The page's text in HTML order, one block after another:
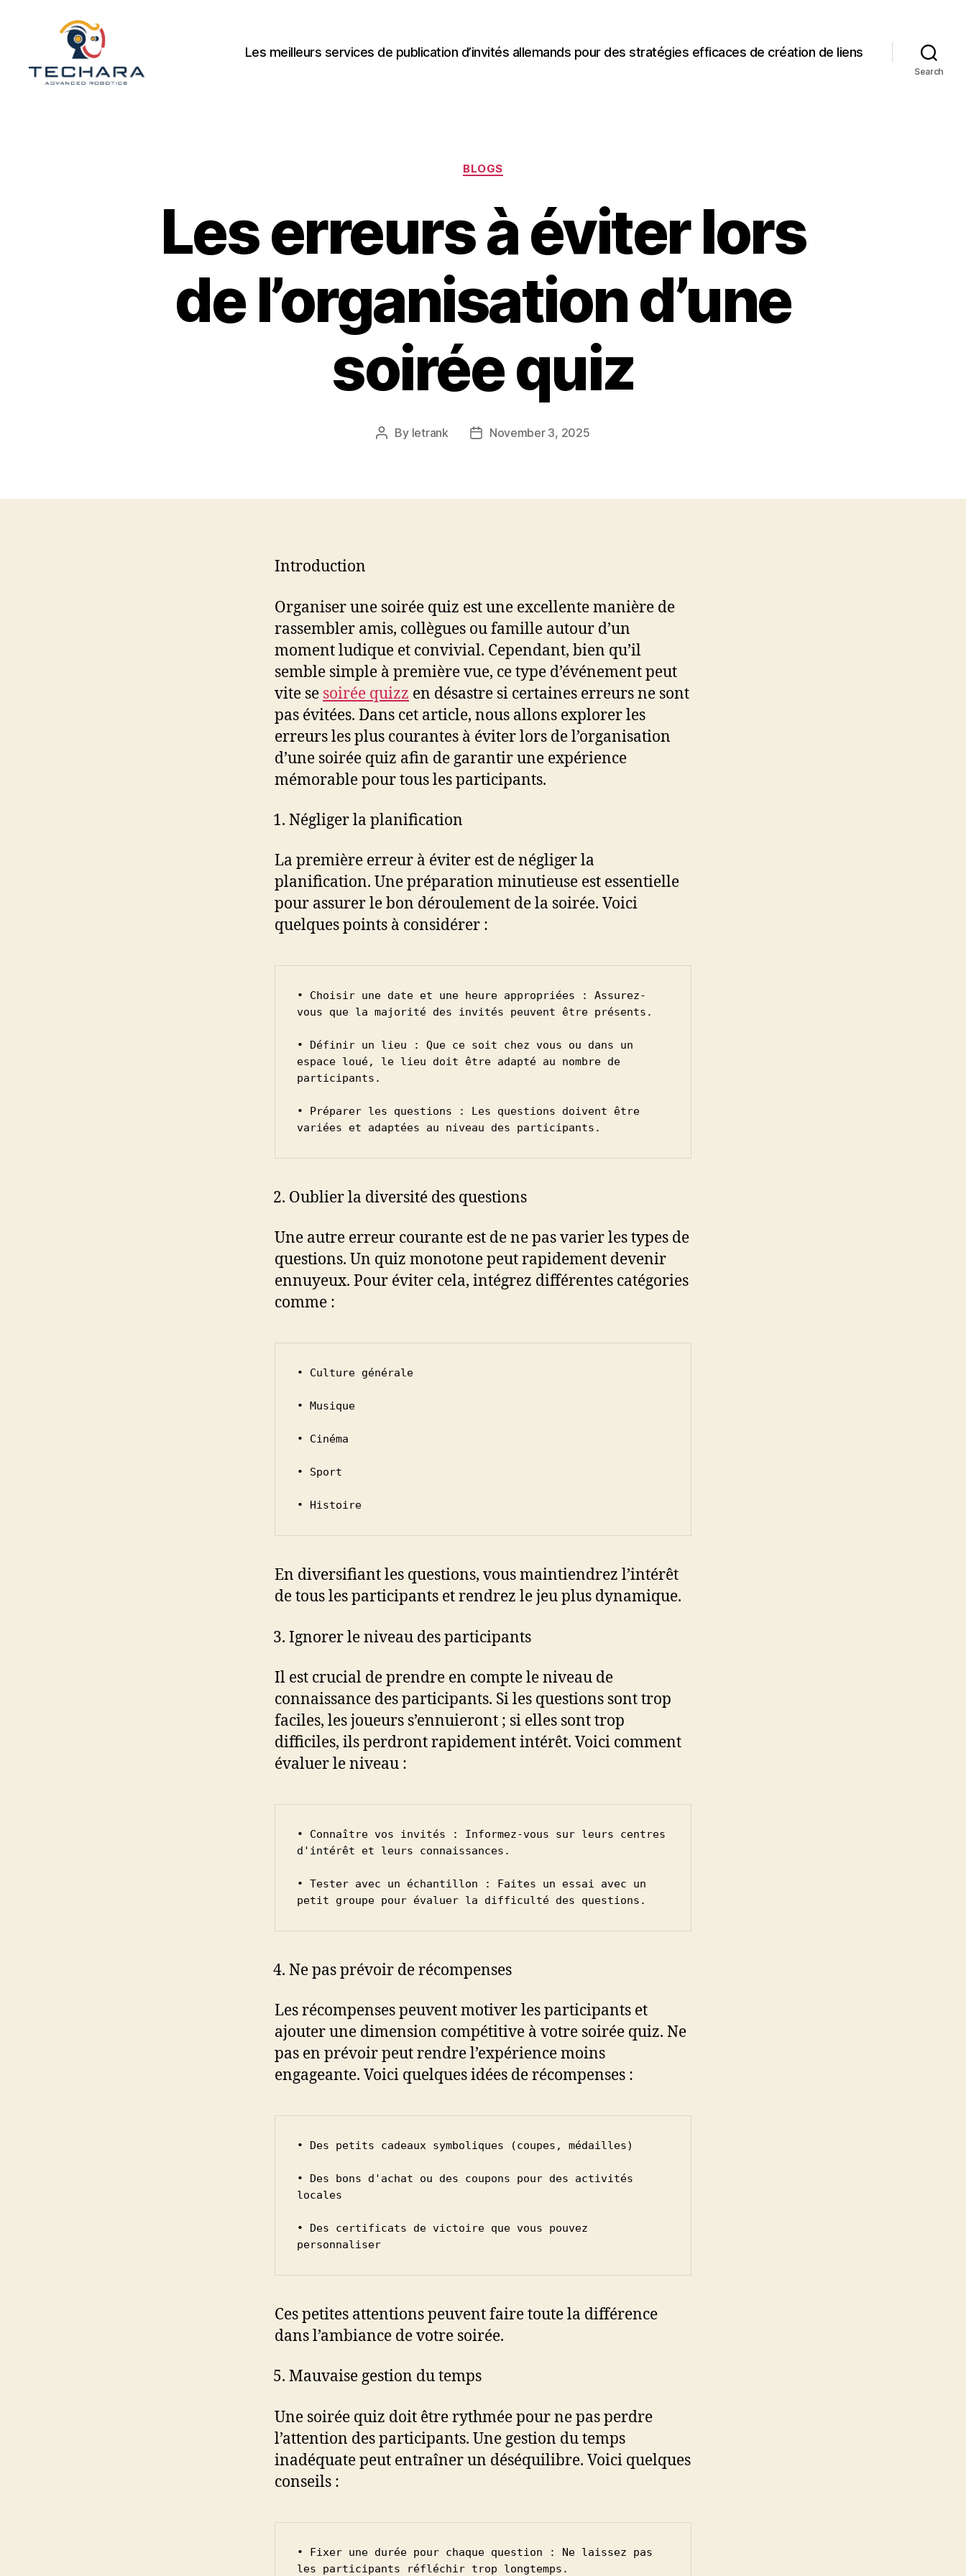
Les meilleurs services de publication d’invités allemands pour des stratégies efficaces de création de liens
Search
Categories
BLOGS
Les erreurs à éviter lors
de l’organisation d’une
soirée quiz
Post
By letrank
PostNovember 3, 2025
Introduction
Organiser une soirée quiz est une excellente manière de
rassembler amis, collègues ou famille autour d’un
moment ludique et convivial. Cependant, bien qu’il
semble simple à première vue, ce type d’événement peut
vite se soirée quizz en désastre si certaines erreurs ne sont
pas évitées. Dans cet article, nous allons explorer les
erreurs les plus courantes à éviter lors de l’organisation
d’une soirée quiz afin de garantir une expérience
mémorable pour tous les participants.
Négliger la planification
La première erreur à éviter est de négliger la
planification. Une préparation minutieuse est essentielle
pour assurer le bon déroulement de la soirée. Voici
quelques points à considérer :
• Choisir une date et une heure appropriées : Assurez-
vous que la majorité des invités peuvent être présents.
• Définir un lieu : Que ce soit chez vous ou dans un
espace loué, le lieu doit être adapté au nombre de
participants.
• Préparer les questions : Les questions doivent être
variées et adaptées au niveau des participants.
Oublier la diversité des questions
Une autre erreur courante est de ne pas varier les types de
questions. Un quiz monotone peut rapidement devenir
ennuyeux. Pour éviter cela, intégrez différentes catégories
comme :
• Culture générale
• Musique
• Cinéma
• Sport
• Histoire
En diversifiant les questions, vous maintiendrez l’intérêt
de tous les participants et rendrez le jeu plus dynamique.
Ignorer le niveau des participants
Il est crucial de prendre en compte le niveau de
connaissance des participants. Si les questions sont trop
faciles, les joueurs s’ennuieront ; si elles sont trop
difficiles, ils perdront rapidement intérêt. Voici comment
évaluer le niveau :
• Connaître vos invités : Informez-vous sur leurs centres
d'intérêt et leurs connaissances.
• Tester avec un échantillon : Faites un essai avec un
petit groupe pour évaluer la difficulté des questions.
Ne pas prévoir de récompenses
Les récompenses peuvent motiver les participants et
ajouter une dimension compétitive à votre soirée quiz. Ne
pas en prévoir peut rendre l’expérience moins
engageante. Voici quelques idées de récompenses :
• Des petits cadeaux symboliques (coupes, médailles)
• Des bons d'achat ou des coupons pour des activités
locales
• Des certificats de victoire que vous pouvez
personnaliser
Ces petites attentions peuvent faire toute la différence
dans l’ambiance de votre soirée.
Mauvaise gestion du temps
Une soirée quiz doit être rythmée pour ne pas perdre
l’attention des participants. Une gestion du temps
inadéquate peut entraîner un déséquilibre. Voici quelques
conseils :
• Fixer une durée pour chaque question : Ne laissez pas
les participants réfléchir trop longtemps.